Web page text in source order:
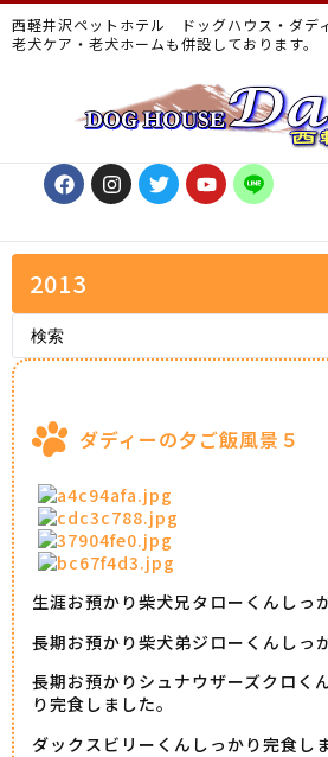
西軽井沢ペットホテル ドッグハウス・ダデ
老犬ケア・老犬ホームも併設しております。
2013
ダディーの夕ご飯風景５
生涯お預かり柴犬兄タローくんしっ
長期お預かり柴犬弟ジローくんしっ
長期お預かりシュナウザーズクロく
り完食しました。
ダックスビリーくんしっかり完食し